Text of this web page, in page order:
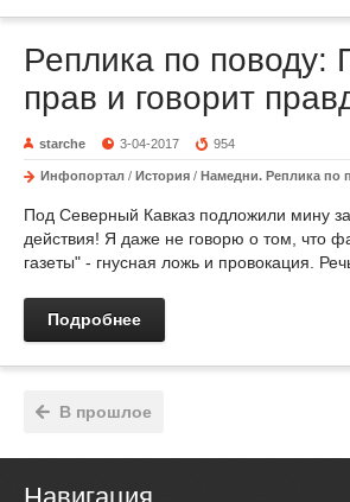
Реплика по поводу:
прав и говорит
starche 3-04-2017 954
Инфопортал / История / Намедни. Реплика по
Под Северный Кавказ подложили мину
действия! Я даже не говорю о том, что
газеты" - гнусная ложь и провокация.
Подробнее
В прошлое